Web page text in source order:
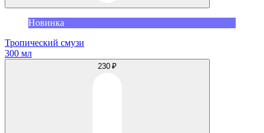
Новинка
Тропический смузи
300 мл
230 ₽